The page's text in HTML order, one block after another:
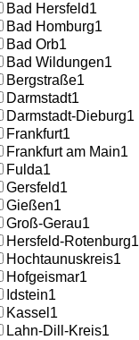
Bad Hersfeld1
Bad Homburg1
Bad Orb1
Bad Wildungen1
Bergstraße1
Darmstadt1
Darmstadt-Dieburg1
Frankfurt1
Frankfurt am Main1
Fulda1
Gersfeld1
Gießen1
Groß-Gerau1
Hersfeld-Rotenburg1
Hochtaunuskreis1
Hofgeismar1
Idstein1
Kassel 1
Lahn-Dill-Kreis1